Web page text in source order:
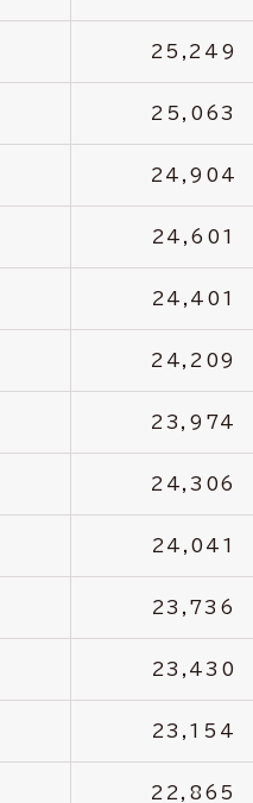
25,249
25,063
24,904
24,601
24,401
24,209
23,974
24,306
24,041
23,736
23,430
23,154
22,865